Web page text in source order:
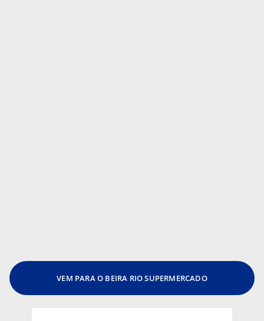
VEM PARA O BEIRA RIO SUPERMERCADO